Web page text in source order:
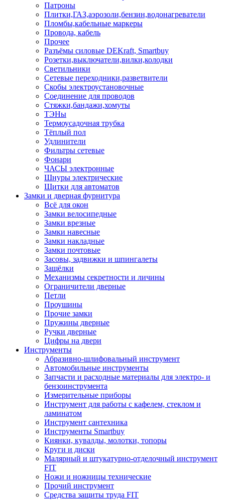
Патроны
Плитки,ГАЗ,аэрозоли,бензин,водонагреватели
Пломбы,кабельные маркеры
Провода, кабель
Прочее
Разъёмы силовые DEKraft, Smartbuy
Розетки,выключатели,вилки,колодки
Светильники
Сетевые переходники,разветвители
Скобы электроустановочные
Соединение для проводов
Стяжки,бандажи,хомуты
ТЭНы
Термоусадочная трубка
Тёплый пол
Удлинители
Фильтры сетевые
Фонари
ЧАСЫ электронные
Шнуры электрические
Щитки для автоматов
Замки и дверная фурнитура
Всё для окон
Замки велосипедные
Замки врезные
Замки навесные
Замки накладные
Замки почтовые
Засовы, задвижки и шпингалеты
Защёлки
Механизмы секретности и личины
Ограничители дверные
Петли
Проушины
Прочие замки
Пружины дверные
Ручки дверные
Цифры на двери
Инструменты
Абразивно-шлифовальный инструмент
Автомобильные инструменты
Запчасти и расходные материалы для электро- и
бензоинструмента
Измерительные приборы
Инструмент для работы с кафелем, стеклом и
ламинатом
Инструмент сантехника
Инструменты Smartbuy
Киянки, кувалды, молотки, топоры
Круги и диски
Малярный и штукатурно-отделочный инструмент
FIT
Ножи и ножницы технические
Прочий инструмент
Средства защиты труда FIT